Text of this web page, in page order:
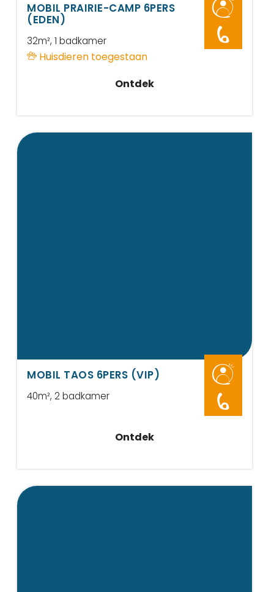
MOBIL PRAIRIE-CAMP 6PERS
(EDEN)
32m², 1 badkamer
Huisdieren toegestaan
6
Ontdek
MOBIL TAOS 6PERS (VIP)
40m², 2 badkamer 6
Ontdek